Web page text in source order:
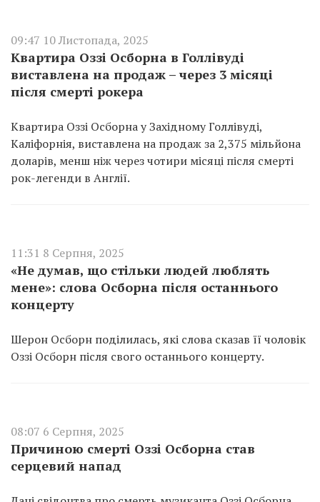
09:47 10 Листопада, 2025
Квартира Оззі Осборна в Голлівуді
виставлена на продаж – через 3 місяці
після смерті рокера
Квартира Оззі Осборна у Західному Голлівуді,
Каліфорнія, виставлена на продаж за 2,375 мільйона
доларів, менш ніж через чотири місяці після смерті
рок-легенди в Англії.
11:31 8 Серпня, 2025
«Не думав, що стільки людей люблять
мене»: слова Осборна після останнього
концерту
Шерон Осборн поділилась, які слова сказав її чоловік
Оззі Осборн після свого останнього концерту.
08:07 6 Серпня, 2025
Причиною смерті Оззі Осборна став
серцевий напад